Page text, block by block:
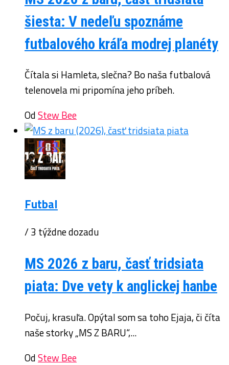
šiesta: V nedeľu spoznáme
futbalového kráľa modrej planéty
Čítala si Hamleta, slečna? Bo naša futbalová
telenovela mi pripomína jeho príbeh.
OdStew Bee
Futbal
/ 3 týždne dozadu
MS 2026 z baru, časť tridsiata
piata: Dve vety k anglickej hanbe
Počuj, krasuľa. Opýtal som sa toho Ejaja, či číta
naše storky „MS Z BARU“,...
OdStew Bee